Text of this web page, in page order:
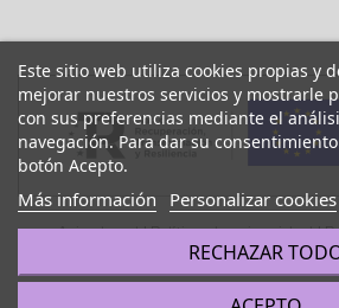
Este sitio web utiliza cookies propias y
mejorar nuestros servicios y mostrarle
con sus preferencias mediante el
navegación. Para dar su
botón Acepto.
Más información Personalizar cookies
RECHAZAR
Aviso legal|Política de privacidad|
Accesibilidad